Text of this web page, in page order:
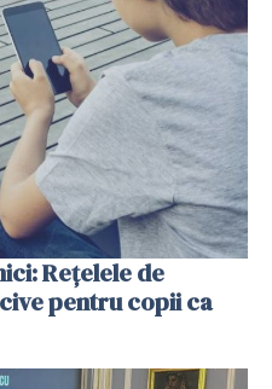
Reţelele de
pentru copii ca